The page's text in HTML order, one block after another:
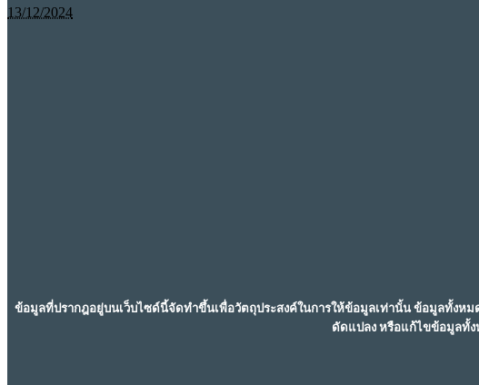
13/12/2024
ข้อมูลที่ปรากฎอยู่บนเว็บไซด์นี้จัดทำขึ้นเพื่อวัตถุประสงค์ในการให้ข้อมูลเท่านั้น ข้อมูลทั้งห
ดัดแปลง หรือแก้ไขข้อมูลทั้ง